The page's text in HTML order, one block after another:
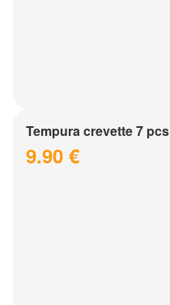
Tempura crevette 7 pcs
9.90 €